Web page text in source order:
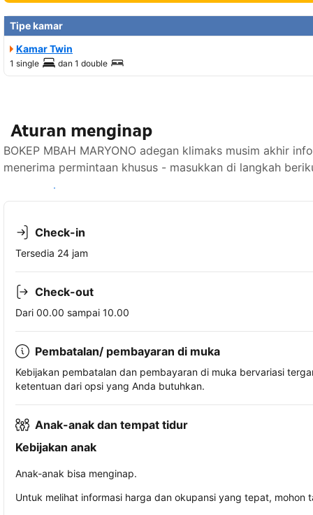
Tipe kamar
Kamar Twin
1 single dan 1 double
Aturan menginap
BOKEP MBAH MARYONO adegan klimaks musim akhir
menerima permintaan khusus - masukkan di langkah
Lihat ketersediaan
Check-in
Tersedia 24 jam
Check-out
Dari 00.00 sampai 10.00
Pembatalan/ pembayaran di muka
Kebijakan pembatalan dan pembayaran di muka bervariasi
ketentuan dari opsi yang Anda butuhkan.
Anak-anak dan tempat tidur
Kebijakan anak
Anak-anak bisa menginap.
Untuk melihat informasi harga dan okupansi yang tepat,